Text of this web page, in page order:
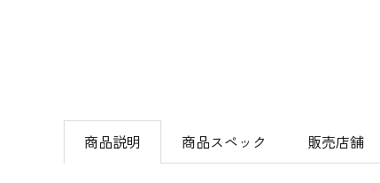
商品説明 商品スペック 販売店舗